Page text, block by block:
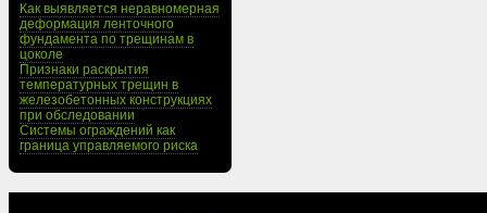
Как выявляется неравномерная
деформация ленточного
фундамента по трещинам в
цоколе
Признаки раскрытия
температурных трещин в
железобетонных конструкциях
при обследовании
Системы ограждений как
граница управляемого риска